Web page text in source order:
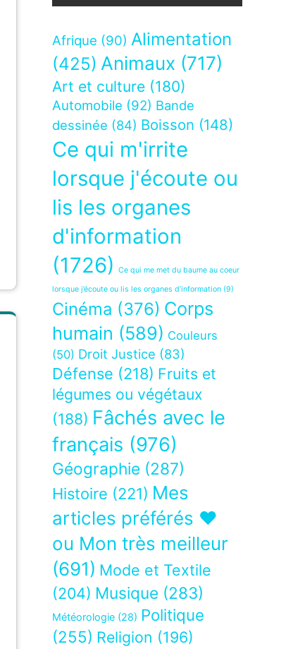
Afrique (90) Alimentation
(425) Animaux (717)
Art et culture (180)
Automobile (92) Bande
dessinée (84) Boisson (148)
Ce qui m'irrite
lorsque j'écoute ou
lis les organes
d'information
(1726)
Ce qui me met du baume au coeur
lorsque j’écoute ou lis les organes d’information (9)
Cinéma (376) Corps
humain (589) Couleurs
(50) Droit Justice (83)
Défense (218) Fruits et
légumes ou végétaux
(188) Fâchés avec le
français (976)
Géographie (287)
Histoire (221) Mes
articles préférés ❤
ou Mon très meilleur
(691) Mode et Textile
(204) Musique (283)
Météorologie (28) Politique
(255) Religion (196)